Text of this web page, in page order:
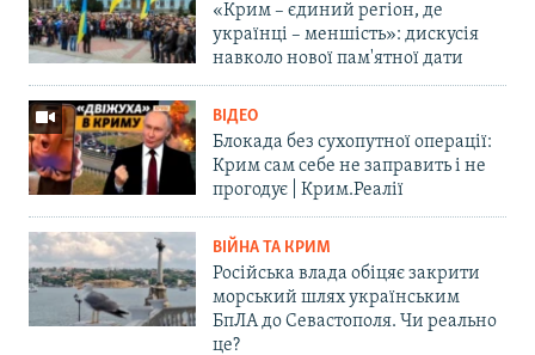
«Крим – єдиний регіон, де
українці – меншість»: дискусія
навколо нової пам'ятної дати
ВІДЕО
Блокада без сухопутної операції:
Крим сам себе не заправить і не
прогодує | Крим.Реалії
ВІЙНА ТА КРИМ
Російська влада обіцяє закрити
морський шлях українським
БпЛА до Севастополя. Чи реально
це?